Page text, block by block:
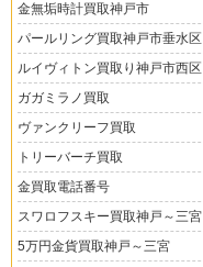
金無垢時計買取神戸市
パールリング買取神戸市垂水区
ルイヴィトン買取り神戸市西区
ガガミラノ買取
ヴァンクリーフ買取
トリーバーチ買取
金買取電話番号
スワロフスキー買取神戸～三宮
5万円金貨買取神戸～三宮